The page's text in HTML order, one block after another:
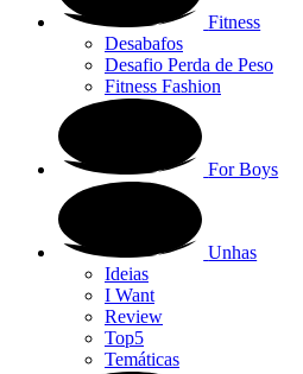
Fitness
Desabafos
Desafio Perda de Peso
Fitness Fashion
For Boys
Unhas
Ideias
I Want
Review
Top5
Temáticas